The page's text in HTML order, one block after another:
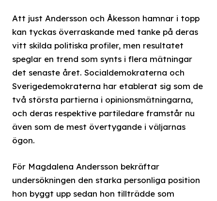
Att just Andersson och Åkesson hamnar i topp
kan tyckas överraskande med tanke på deras
vitt skilda politiska profiler, men resultatet
speglar en trend som synts i flera mätningar
det senaste året. Socialdemokraterna och
Sverigedemokraterna har etablerat sig som de
två största partierna i opinionsmätningarna,
och deras respektive partiledare framstår nu
även som de mest övertygande i väljarnas
ögon.
För Magdalena Andersson bekräftar
undersökningen den starka personliga position
hon byggt upp sedan hon tillträdde som